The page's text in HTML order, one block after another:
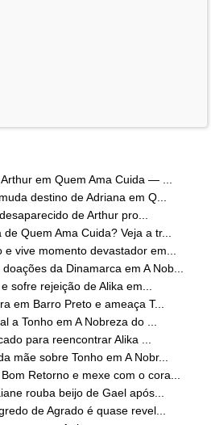
em Quem Ama Cuida — ...
destino de Adriana em Q...
de Arthur pro...
Quem Ama Cuida? Veja a tr...
vive momento devastador em...
da Dinamarca em A Nob...
sofre rejeição de Alika em...
em Barro Preto e ameaça T...
a Tonho em A Nobreza do ...
para reencontrar Alika ...
mãe sobre Tonho em A Nobr...
Retorno e mexe com o cora...
rouba beijo de Gael após...
de Agrado é quase revel...